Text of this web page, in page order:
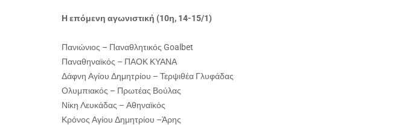
Η επόμενη αγωνιστική (10η, 14-15/1)
Πανιώνιος – Παναθλητικός Goalbet
Παναθηναϊκός – ΠΑΟΚ ΚΥΑΝΑ
Δάφνη Αγίου Δημητρίου – Τερψιθέα Γλυφάδας
Ολυμπιακός – Πρωτέας Βούλας
Νίκη Λευκάδας – Αθηναϊκός
Κρόνος Αγίου Δημητρίου –Άρης